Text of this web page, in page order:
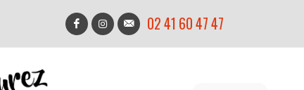
02 41 60 47 47